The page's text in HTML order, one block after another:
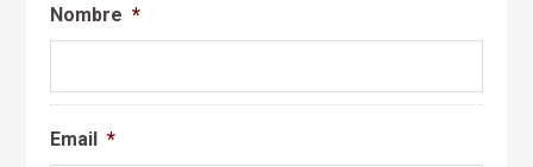
Nombre *
Email *